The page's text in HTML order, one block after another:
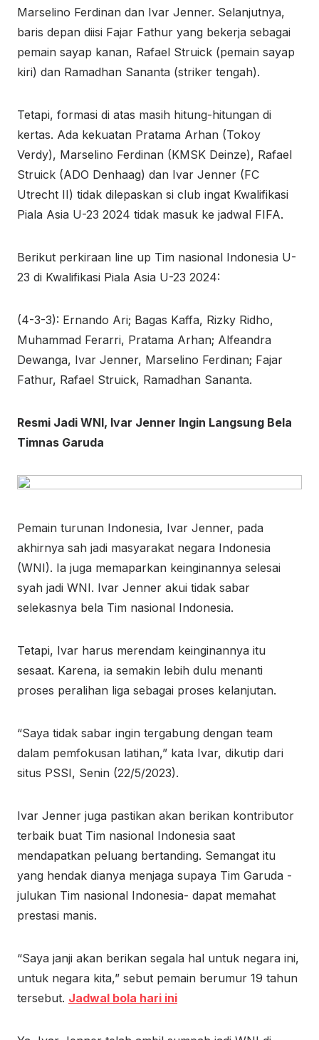
Marselino Ferdinan dan Ivar Jenner. Selanjutnya,
baris depan diisi Fajar Fathur yang bekerja sebagai
pemain sayap kanan, Rafael Struick (pemain sayap
kiri) dan Ramadhan Sananta (striker tengah).
Tetapi, formasi di atas masih hitung-hitungan di
kertas. Ada kekuatan Pratama Arhan (Tokoy
Verdy), Marselino Ferdinan (KMSK Deinze), Rafael
Struick (ADO Denhaag) dan Ivar Jenner (FC
Utrecht II) tidak dilepaskan si club ingat Kwalifikasi
Piala Asia U-23 2024 tidak masuk ke jadwal FIFA.
Berikut perkiraan line up Tim nasional Indonesia U-
23 di Kwalifikasi Piala Asia U-23 2024:
(4-3-3): Ernando Ari; Bagas Kaffa, Rizky Ridho,
Muhammad Ferarri, Pratama Arhan; Alfeandra
Dewanga, Ivar Jenner, Marselino Ferdinan; Fajar
Fathur, Rafael Struick, Ramadhan Sananta.
Resmi Jadi WNI, Ivar Jenner Ingin Langsung Bela
Timnas Garuda
Pemain turunan Indonesia, Ivar Jenner, pada
akhirnya sah jadi masyarakat negara Indonesia
(WNI). Ia juga memaparkan keinginannya selesai
syah jadi WNI. Ivar Jenner akui tidak sabar
selekasnya bela Tim nasional Indonesia.
Tetapi, Ivar harus merendam keinginannya itu
sesaat. Karena, ia semakin lebih dulu menanti
proses peralihan liga sebagai proses kelanjutan.
“Saya tidak sabar ingin tergabung dengan team
dalam pemfokusan latihan,” kata Ivar, dikutip dari
situs PSSI, Senin (22/5/2023).
Ivar Jenner juga pastikan akan berikan kontributor
terbaik buat Tim nasional Indonesia saat
mendapatkan peluang bertanding. Semangat itu
yang hendak dianya menjaga supaya Tim Garuda -
julukan Tim nasional Indonesia- dapat memahat
prestasi manis.
“Saya janji akan berikan segala hal untuk negara ini,
untuk negara kita,” sebut pemain berumur 19 tahun
tersebut. Jadwal bola hari ini